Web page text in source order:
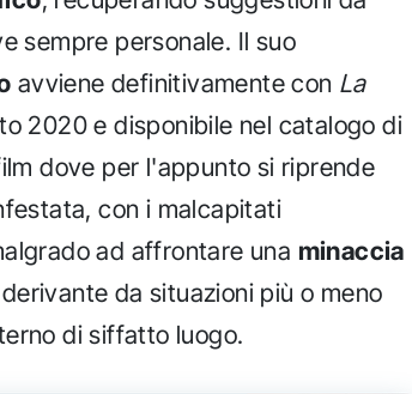
sempre personale. Il suo
avviene definitivamente con La
2020 e disponibile nel catalogo di
dove per l'appunto si riprende
con i malcapitati
ad affrontare una minaccia
da situazioni più o meno
di siffatto luogo.